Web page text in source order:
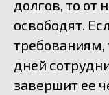
долгов, то от
освободят.
требованиям,
дней
завершит ее